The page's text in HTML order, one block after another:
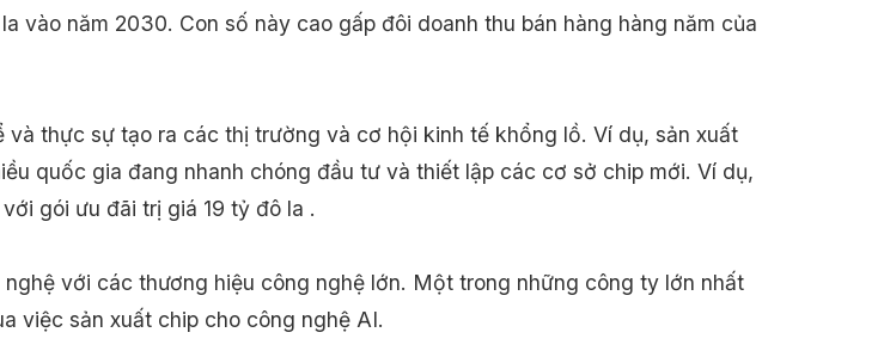
năm 2030. Con số này cao gấp đôi doanh thu bán hàng hàng năm của
thực sự tạo ra các thị trường và cơ hội kinh tế khổng lồ. Ví dụ, sản xuất
quốc gia đang nhanh chóng đầu tư và thiết lập các cơ sở chip mới. Ví dụ,
gói ưu đãi trị giá 19 tỷ đô la .
với các thương hiệu công nghệ lớn. Một trong những công ty lớn nhất
việc sản xuất chip cho công nghệ AI.